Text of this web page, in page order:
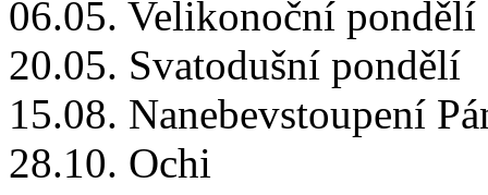
06.05. Velikonoční pondělí
20.05. Svatodušní pondělí
15.08. Nanebevstoupení
28.10. Ochi